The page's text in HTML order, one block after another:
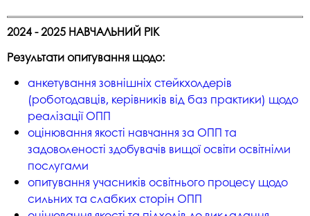
2024 - 2025 НАВЧАЛЬНИЙ РІК
Результати опитування щодо:
анкетування зовнішніх стейкхолдерів
(роботодавців, керівників від баз практики) щодо
реалізації ОПП
оцінювання якості навчання за ОПП та
задоволеності здобувачів вищої освіти освітніми
послугами
опитування учасників освітнього процесу щодо
сильних та слабких сторін ОПП